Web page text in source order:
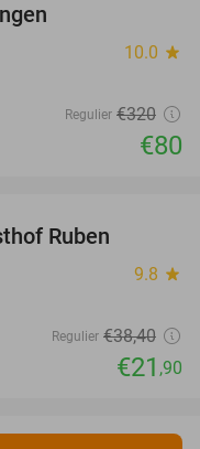
10.0 star
Regulier €320
€80
Ruben
9.8 star
Regulier €38,40
€21 ,90